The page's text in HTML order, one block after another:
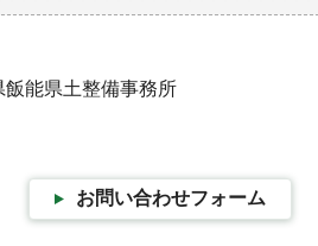
能県土整備事務所
お問い合わせフォーム